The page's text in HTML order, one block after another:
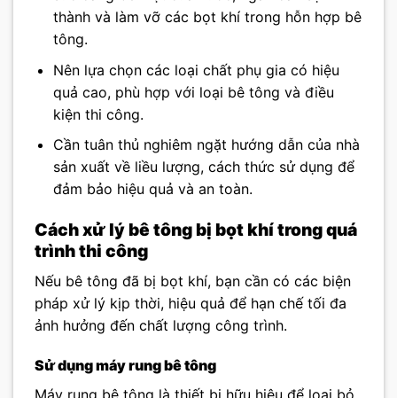
thành và làm vỡ các bọt khí trong hỗn hợp bê
tông.
Nên lựa chọn các loại chất phụ gia có hiệu
quả cao, phù hợp với loại bê tông và điều
kiện thi công.
Cần tuân thủ nghiêm ngặt hướng dẫn của nhà
sản xuất về liều lượng, cách thức sử dụng để
đảm bảo hiệu quả và an toàn.
Cách xử lý bê tông bị bọt khí trong quá
trình thi công
Nếu bê tông đã bị bọt khí, bạn cần có các biện
pháp xử lý kịp thời, hiệu quả để hạn chế tối đa
ảnh hưởng đến chất lượng công trình.
Sử dụng máy rung bê tông